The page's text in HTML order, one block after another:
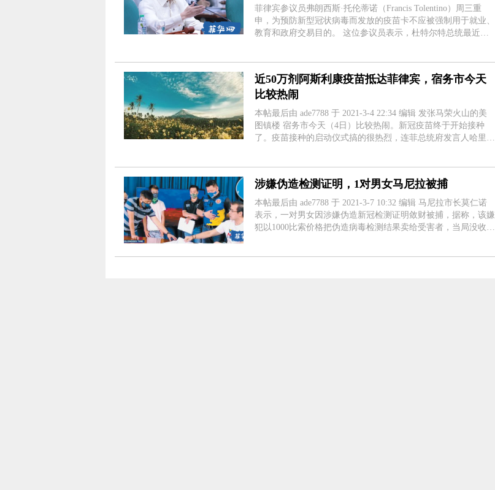
菲律宾参议员弗朗西斯·托伦蒂诺（Francis Tolentino）周三重
申，为预防新型冠状病毒而发放的疫苗卡不应被强制用于就业、
教育和政府交易目的。 这位参议员表示，杜特尔特总统最近签
近50万剂阿斯利康疫苗抵达菲律宾，宿务市今天
比较热闹
本帖最后由 ade7788 于 2021-3-4 22:34 编辑 发张马荣火山的美
图镇楼 宿务市今天（4日）比较热闹。新冠疫苗终于开始接种
了。疫苗接种的启动仪式搞的很热烈，连菲总统府发言人哈里·
涉嫌伪造检测证明，1对男女马尼拉被捕
本帖最后由 ade7788 于 2021-3-7 10:32 编辑 马尼拉市长莫仁诺
表示，一对男女因涉嫌伪造新冠检测证明敛财被捕，据称，该嫌
犯以1000比索价格把伪造病毒检测结果卖给受害者，当局没收约